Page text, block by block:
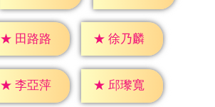
★ 田路路 ★ 徐乃麟
★ 李亞萍 ★ 邱瓈寬